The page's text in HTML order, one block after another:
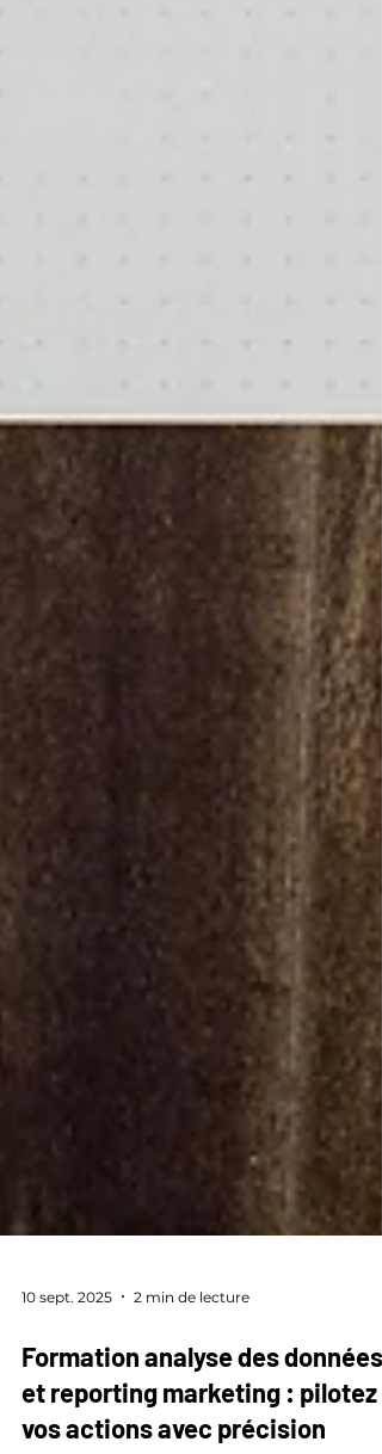
Formation analyse des données
et reporting marketing : pilotez